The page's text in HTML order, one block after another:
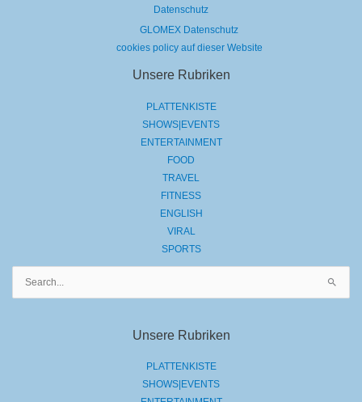
Datenschutz
GLOMEX Datenschutz
cookies policy auf dieser Website
Unsere Rubriken
PLATTENKISTE
SHOWS|EVENTS
ENTERTAINMENT
FOOD
TRAVEL
FITNESS
ENGLISH
VIRAL
SPORTS
Unsere Rubriken
PLATTENKISTE
SHOWS|EVENTS